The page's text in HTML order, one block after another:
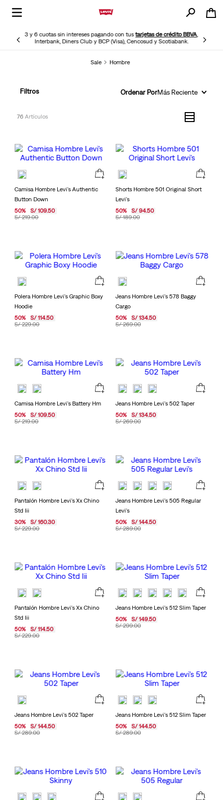
3 y 6 cuotas sin intereses pagando con tustarjetas de crédito BBVA,
Interbank, Diners Club y BCP (Visa), Cencosud y Scotiabank.
Sale Hombre
Filtros Ordenar PorMás Reciente
76
Camisa Hombre Levi's Authentic
Button Down
S/ 219.00
50% S/ 109.50
Shorts Hombre 501 Original Short
Levi's
S/ 189.00
50% S/ 94.50
Polera Hombre Levi's Graphic Boxy
Hoodie
S/ 229.00
50% S/ 114.50
Jeans Hombre Levi's 578 Baggy
Cargo
S/ 269.00
50% S/ 134.50
Camisa Hombre Levi's Battery Hm
S/ 219.00
50% S/ 109.50
Jeans Hombre Levi's 502 Taper
S/ 269.00
50% S/ 134.50
Pantalón Hombre Levi's Xx Chino
Std Iii
S/ 229.00
30% S/ 160.30
Jeans Hombre Levi's 505 Regular
Levi's
S/ 289.00
50% S/ 144.50
Pantalón Hombre Levi's Xx Chino
Std Iii
S/ 229.00
50% S/ 114.50
Jeans Hombre Levi's 512 Slim Taper
S/ 299.00
50% S/ 149.50
Jeans Hombre Levi's 502 Taper
S/ 289.00
50% S/ 144.50
Jeans Hombre Levi's 512 Slim Taper
S/ 289.00
50% S/ 144.50